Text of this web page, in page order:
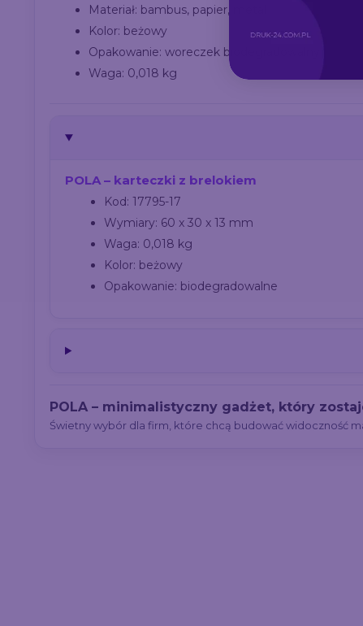
Materiał: bambus, papier, metal
Kolor: beżowy
Opakowanie: woreczek biodegradowalny
Waga: 0,018 kg
POLA – karteczki z brelokiem
Kod: 17795-17
Wymiary: 60 x 30 x 13 mm
Waga: 0,018 kg
Kolor: beżowy
Opakowanie: biodegradowalne
POLA – minimalistyczny gadżet, który
Świetny wybór dla firm, które chcą budować widoczność